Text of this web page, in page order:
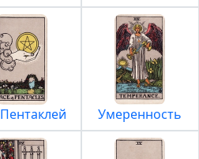
Умеренность